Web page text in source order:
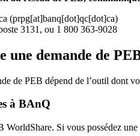
(prpg[at]banq[dot]qc[dot]ca)
3131, ou 1 800 363-9028
une demande de
de PEB dépend de l’outil dont
à BAnQ
WorldShare. Si vous possédez